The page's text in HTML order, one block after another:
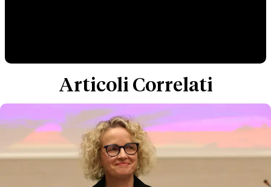
Articoli Correlati